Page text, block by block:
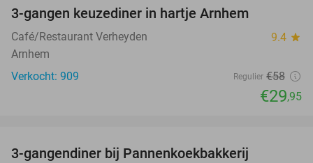
3-gangen keuzediner in hartje Arnhem
Café/Restaurant Verheyden 9.4 star
Arnhem
Verkocht: 909
Regulier €58
€29,95
3-gangendiner bij Pannenkoekbakkerij